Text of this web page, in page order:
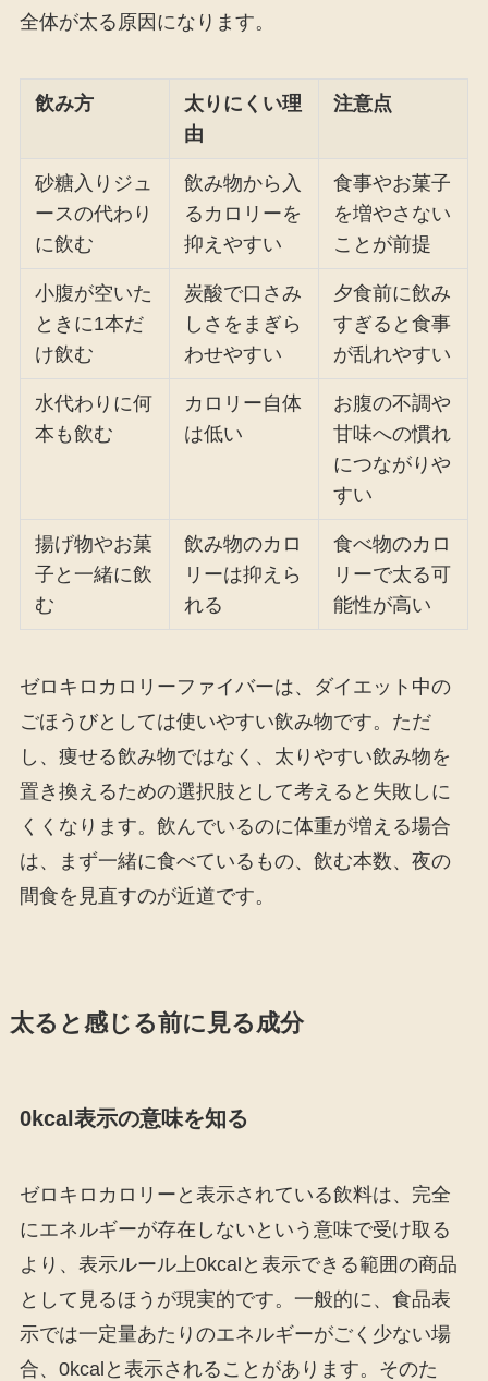
全体が太る原因になります。
飲み方
太りにくい理
由
注意点
砂糖入りジュ
ースの代わり
に飲む
飲み物から入
るカロリーを
抑えやすい
食事やお菓子
を増やさない
ことが前提
小腹が空いた
ときに1本だ
け飲む
炭酸で口さみ
しさをまぎら
わせやすい
夕食前に飲み
すぎると食事
が乱れやすい
水代わりに何
本も飲む
カロリー自体
は低い
お腹の不調や
甘味への慣れ
につながりや
すい
揚げ物やお菓
子と一緒に飲
む
飲み物のカロ
リーは抑えら
れる
食べ物のカロ
リーで太る可
能性が高い
ゼロキロカロリーファイバーは、ダイエット中の
ごほうびとしては使いやすい飲み物です。ただ
し、痩せる飲み物ではなく、太りやすい飲み物を
置き換えるための選択肢として考えると失敗しに
くくなります。飲んでいるのに体重が増える場合
は、まず一緒に食べているもの、飲む本数、夜の
間食を見直すのが近道です。
太ると感じる前に見る成分
0kcal表示の意味を知る
ゼロキロカロリーと表示されている飲料は、完全
にエネルギーが存在しないという意味で受け取る
より、表示ルール上0kcalと表示できる範囲の商品
として見るほうが現実的です。一般的に、食品表
示では一定量あたりのエネルギーがごく少ない場
合、0kcalと表示されることがあります。そのた